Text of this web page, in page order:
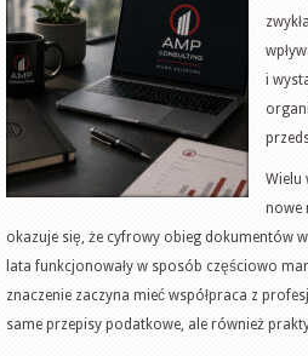
i
Wielu
nowe
okazuje się, że cyfrowy obieg dokumentów
lata funkcjonowały w sposób częściowo
znaczenie zaczyna mieć współpraca z
same przepisy podatkowe, ale również